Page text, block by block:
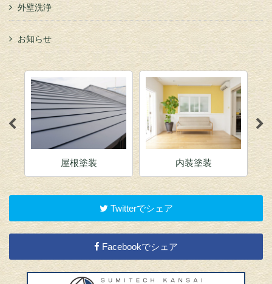
外壁洗浄
お知らせ
屋根塗装 内装塗装
Twitterでシェア
Facebookでシェア